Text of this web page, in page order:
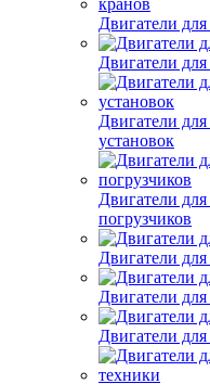
Двигатели
Двигатели для
Двигатели
установок
Двигатели
погрузчиков
Двигатели
Двигатели для
Двигатели для